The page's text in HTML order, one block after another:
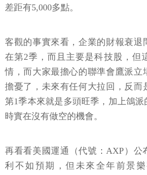
差距有5,000多點。
客觀的事實來看，企業的財報衰退
在第2季，而且主要是科技股，但
情，而大家最擔心的聯準會鷹派立
擔憂了，未來有任何大拉回，反而
第1季本來就是多頭旺季，加上鴿
時實在沒有做空的機會。
再看看美國運通（代號：AXP）公
利不如預期，但未來全年前景